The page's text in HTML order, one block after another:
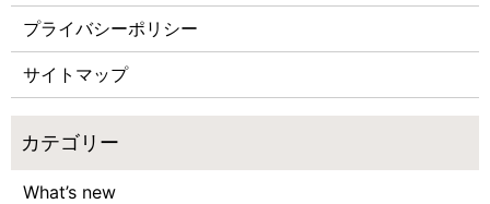
プライバシーポリシー
サイトマップ
What’s new